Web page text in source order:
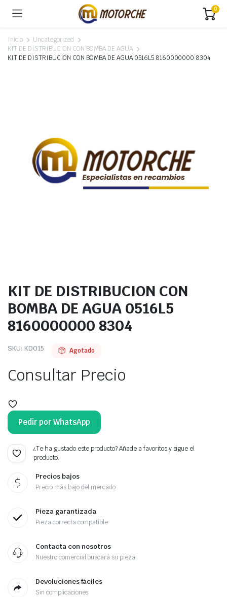
0
Inicio
Uncategorized
KIT DE DISTRIBUCION CON BOMBA DE AGUA
KIT DE DISTRIBUCION CON BOMBA DE AGUA 0516L5 8160000000 8304
KIT DE DISTRIBUCION CON
BOMBA DE AGUA 0516L5
8160000000 8304
SKU: KD015 Agotado
Consultar Precio
Pedir por WhatsApp
¿Te ha gustado este producto? Añade a favoritos y sigue el
producto.
Precios bajos
Precio más bajo del mercado
Pieza garantizada
Pieza correcta compatible
Contacta con nosotros
Nuestro comercial buscará su pieza
Devoluciones fáciles
Sin complicaciones